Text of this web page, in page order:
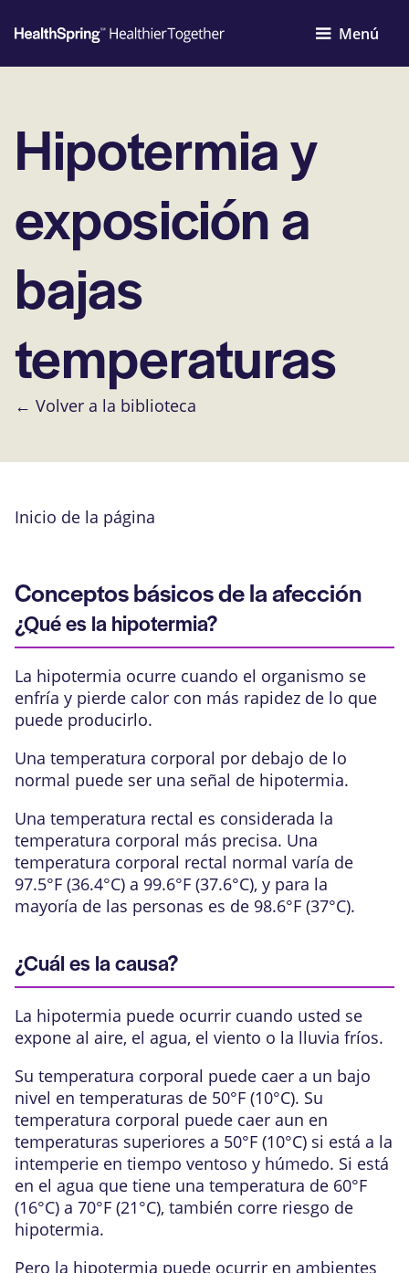
Menú
Hipotermia y
exposición a
bajas
temperaturas
← Volver a la biblioteca
Inicio de la página
Conceptos básicos de la afección
¿Qué es la hipotermia?
La hipotermia ocurre cuando el organismo se
enfría y pierde calor con más rapidez de lo que
puede producirlo.
Una temperatura corporal por debajo de lo
normal puede ser una señal de hipotermia.
Una temperatura rectal es considerada la
temperatura corporal más precisa. Una
temperatura corporal rectal normal varía de
97.5°F (36.4°C) a 99.6°F (37.6°C), y para la
mayoría de las personas es de 98.6°F (37°C).
¿Cuál es la causa?
La hipotermia puede ocurrir cuando usted se
expone al aire, el agua, el viento o la lluvia fríos.
Su temperatura corporal puede caer a un bajo
nivel en temperaturas de 50°F (10°C). Su
temperatura corporal puede caer aun en
temperaturas superiores a 50°F (10°C) si está a la
intemperie en tiempo ventoso y húmedo. Si está
en el agua que tiene una temperatura de 60°F
(16°C) a 70°F (21°C), también corre riesgo de
hipotermia.
Pero la hipotermia puede ocurrir en ambientes